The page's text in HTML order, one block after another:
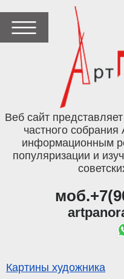
Веб сайт
частного
информационным
популяризации и
Картины художника